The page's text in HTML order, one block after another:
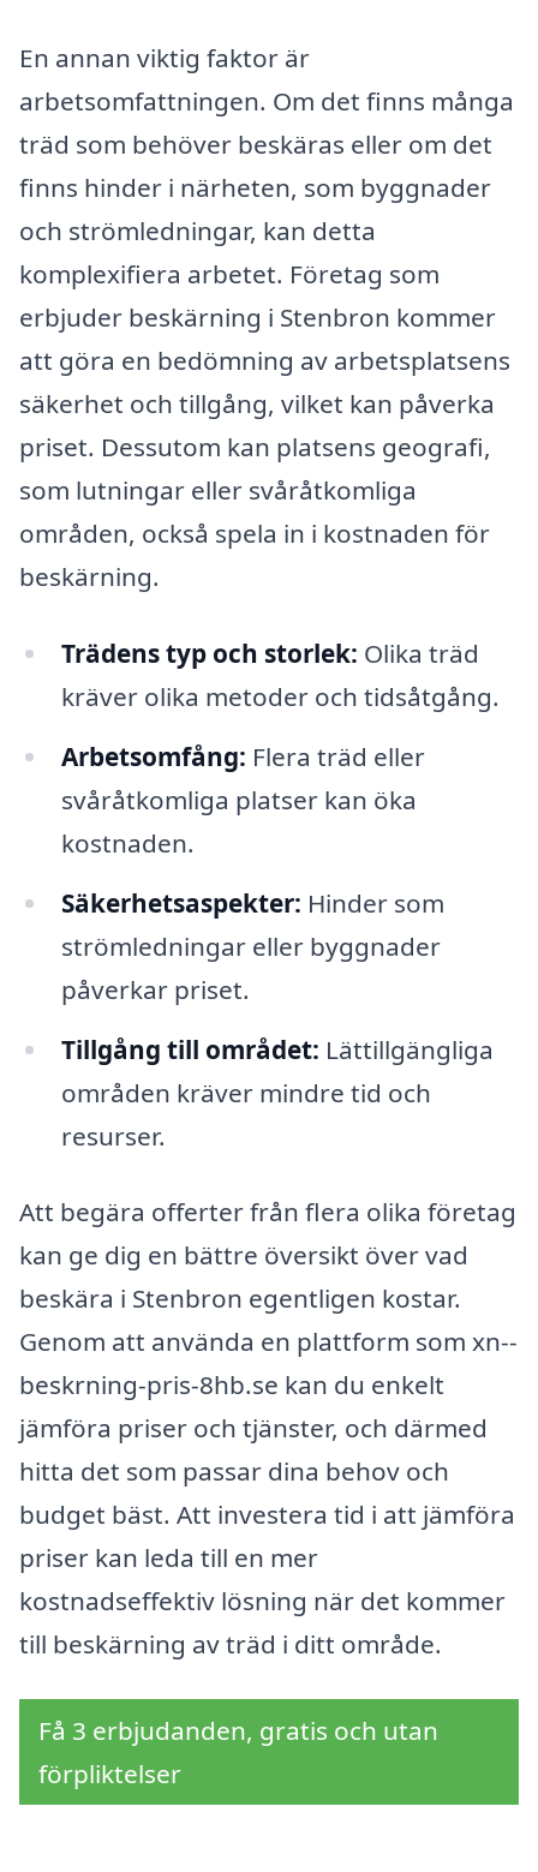
En annan viktig faktor är
arbetsomfattningen. Om det finns många
träd som behöver beskäras eller om det
finns hinder i närheten, som byggnader
och strömledningar, kan detta
komplexifiera arbetet. Företag som
erbjuder beskärning i Stenbron kommer
att göra en bedömning av arbetsplatsens
säkerhet och tillgång, vilket kan påverka
priset. Dessutom kan platsens geografi,
som lutningar eller svåråtkomliga
områden, också spela in i kostnaden för
beskärning.
Trädens typ och storlek: Olika träd
kräver olika metoder och tidsåtgång.
Arbetsomfång: Flera träd eller
svåråtkomliga platser kan öka
kostnaden.
Säkerhetsaspekter: Hinder som
strömledningar eller byggnader
påverkar priset.
Tillgång till området: Lättillgängliga
områden kräver mindre tid och
resurser.
Att begära offerter från flera olika företag
kan ge dig en bättre översikt över vad
beskära i Stenbron egentligen kostar.
Genom att använda en plattform som xn--
beskrning-pris-8hb.se kan du enkelt
jämföra priser och tjänster, och därmed
hitta det som passar dina behov och
budget bäst. Att investera tid i att jämföra
priser kan leda till en mer
kostnadseffektiv lösning när det kommer
till beskärning av träd i ditt område.
Få 3 erbjudanden, gratis och utan
förpliktelser